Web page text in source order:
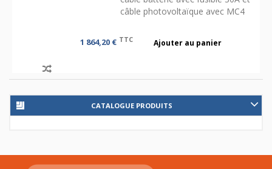
câble photovoltaïque avec MC4
1 864,20 € TTC Ajouter au panier
CATALOGUE PRODUITS